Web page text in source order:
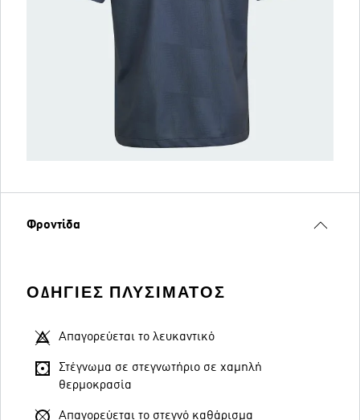
Φροντίδα
ΟΔΗΓΊΕΣ ΠΛΥΣΊΜΑΤΟΣ
Απαγορεύεται το λευκαντικό
Στέγνωμα σε στεγνωτήριο σε χαμηλή
θερμοκρασία
Απαγορεύεται το στεγνό καθάρισμα